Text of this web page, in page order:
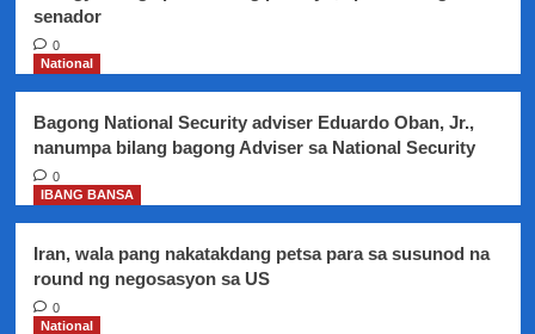
senador
0
National
Bagong National Security adviser Eduardo Oban, Jr.,
nanumpa bilang bagong Adviser sa National Security
0
IBANG BANSA
Iran, wala pang nakatakdang petsa para sa susunod na
round ng negosasyon sa US
0
National